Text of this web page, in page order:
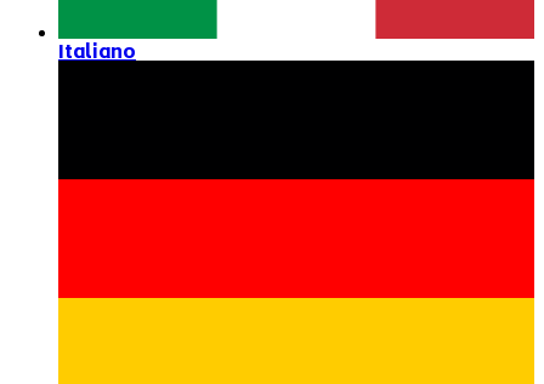
Italiano